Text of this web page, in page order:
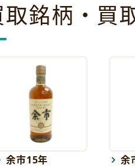
銘柄・買
余市15年 余